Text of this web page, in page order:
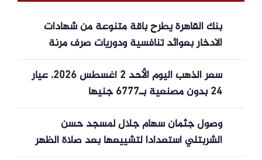
بنك القاهرة يطرح باقة متنوعة من شهادات
الادخار بعوائد تنافسية ودوريات صرف مرنة
سعر الذهب اليوم الأحد 2 أغسطس 2026. عيار
24 بدون مصنعية بـ6777 جنيها
وصول جثمان سهام جلال لمسجد حسن
الشربتلي استعدادا لتشييعها بعد صلاة الظهر